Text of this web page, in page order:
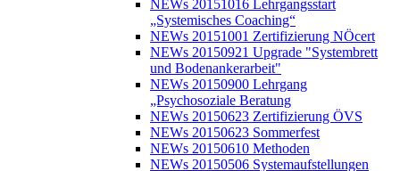
NEWs 20151016 Lehrgangsstart
„Systemisches Coaching“
NEWs 20151001 Zertifizierung NÖcert
NEWs 20150921 Upgrade "Systembrett
und Bodenankerarbeit"
NEWs 20150900 Lehrgang
„Psychosoziale Beratung
NEWs 20150623 Zertifizierung ÖVS
NEWs 20150623 Sommerfest
NEWs 20150610 Methoden
NEWs 20150506 Systemaufstellungen